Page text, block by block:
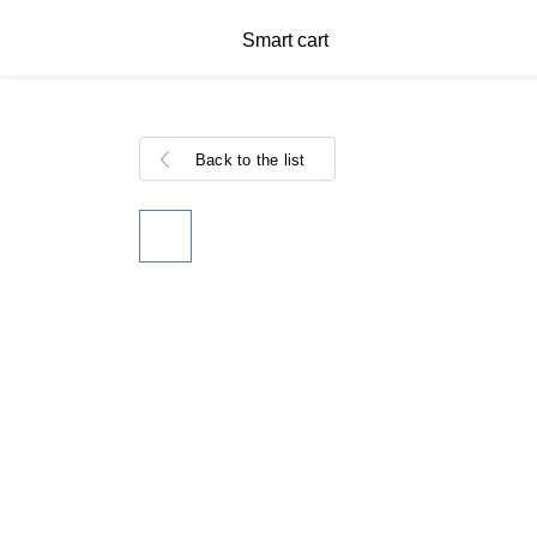
Smart cart
Back to the list